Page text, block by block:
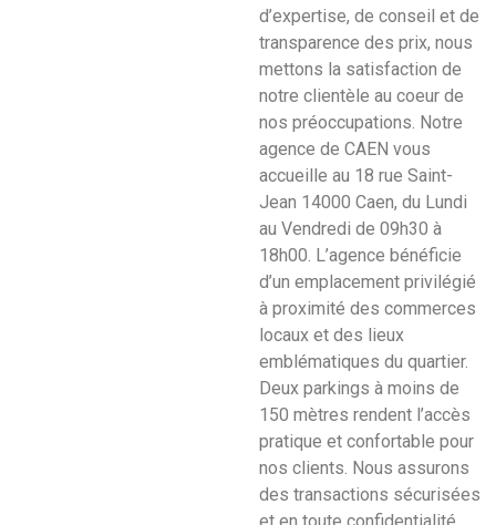
d’expertise, de conseil et de
transparence des prix, nous
mettons la satisfaction de
notre clientèle au coeur de
nos préoccupations. Notre
agence de CAEN vous
accueille au 18 rue Saint-
Jean 14000 Caen, du Lundi
au Vendredi de 09h30 à
18h00. L’agence bénéficie
d’un emplacement privilégié
à proximité des commerces
locaux et des lieux
emblématiques du quartier.
Deux parkings à moins de
150 mètres rendent l’accès
pratique et confortable pour
nos clients. Nous assurons
des transactions sécurisées
et en toute confidentialité.